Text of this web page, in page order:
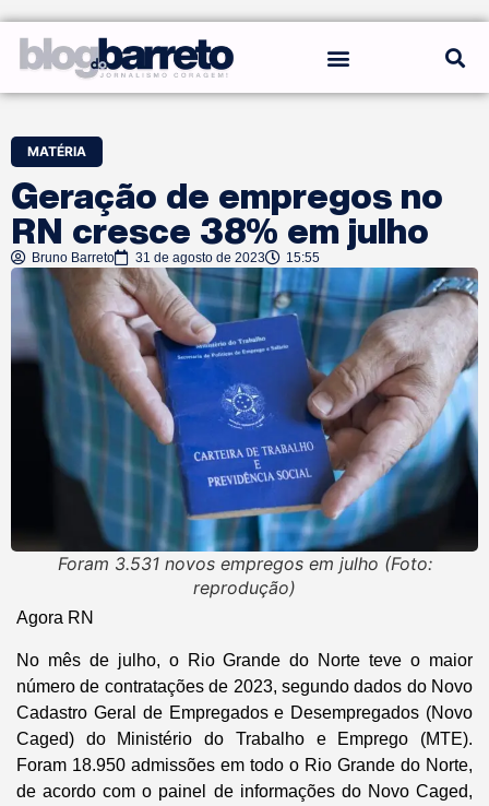
MATÉRIA
Geração de empregos no
RN cresce 38% em julho
Bruno Barreto 31 de agosto de 2023 15:55
Foram 3.531 novos empregos em julho (Foto:
reprodução)
Agora RN
No mês de julho, o Rio Grande do Norte teve o maior
número de contratações de 2023, segundo dados do Novo
Cadastro Geral de Empregados e Desempregados (Novo
Caged) do Ministério do Trabalho e Emprego (MTE).
Foram 18.950 admissões em todo o Rio Grande do Norte,
de acordo com o painel de informações do Novo Caged,